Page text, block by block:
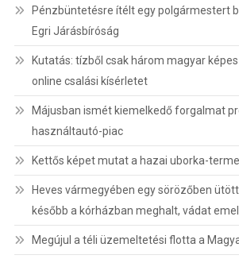
Pénzbüntetésre ítélt egy polgármestert
Egri Járásbíróság
Kutatás: tízből csak három magyar
online csalási kísérletet
Májusban ismét kiemelkedő forgalmat
használtautó-piac
Kettős képet mutat a hazai uborka-
Heves vármegyében egy sörözőben
később a kórházban meghalt, vádat
Megújul a téli üzemeltetési flotta a